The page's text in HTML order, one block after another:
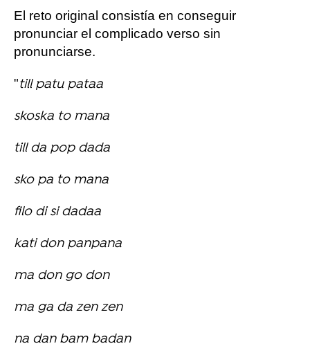
El reto original consistía en conseguir
pronunciar el complicado verso sin
pronunciarse.
"till patu pataa
skoska to mana
till da pop dada
sko pa to mana
filo di si dadaa
kati don panpana
ma don go don
ma ga da zen zen
na dan bam badan